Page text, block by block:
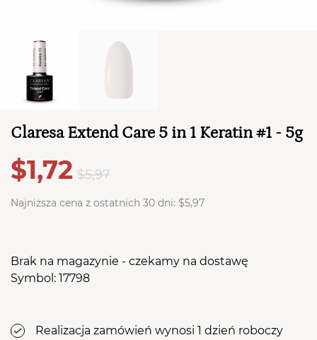
Suma koszyka (
PRZEJDŹ DO KOSZYKA
Claresa Extend Care 5 in 1 Keratin #1 - 5g
$1,72 $5,97
Najniższa cena z ostatnich 30 dni: $5,97
Brak na magazynie - czekamy na dostawę
Symbol: 17798
Realizacja zamówień wynosi 1 dzień roboczy